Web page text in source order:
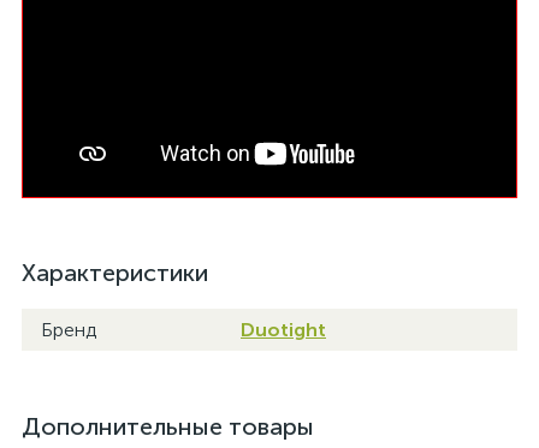
Характеристики
Бренд Duotight
Дополнительные товары